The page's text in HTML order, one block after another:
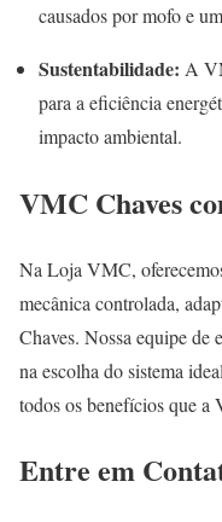
causados por mofo e
Sustentabilidade: A
para a eficiência
impacto ambiental.
VMC Chaves
Na Loja VMC,
mecânica controlada,
Chaves. Nossa equipe de
na escolha do sistema
todos os benefícios que a
Entre em